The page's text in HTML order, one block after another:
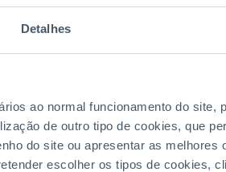
Detalhes
ao normal funcionamento do site,
de outro tipo de cookies, que
do site ou apresentar as melhores
escolher os tipos de cookies,